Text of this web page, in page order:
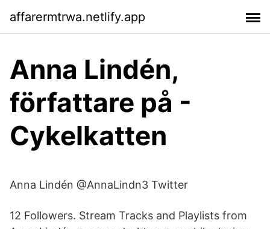
affarermtrwa.netlify.app
Anna Lindén,
författare på -
Cykelkatten
Anna Lindén @AnnaLindn3 Twitter
12 Followers. Stream Tracks and Playlists from